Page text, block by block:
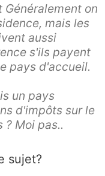
Généralement on
mais les
aussi
s'ils payent
pays d'accueil.
un pays
d'impôts sur le
? Moi pas..
sujet?